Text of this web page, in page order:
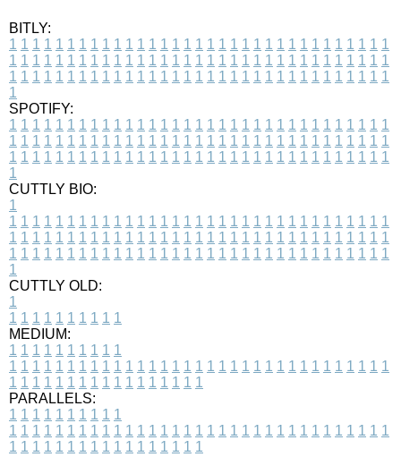
BITLY:
1 1 1 1 1 1 1 1 1 1 1 1 1 1 1 1 1 1 1 1 1 1 1 1 1 1 1 1 1 1 1 1 1
1 1 1 1 1 1 1 1 1 1 1 1 1 1 1 1 1 1 1 1 1 1 1 1 1 1 1 1 1 1 1 1 1
1 1 1 1 1 1 1 1 1 1 1 1 1 1 1 1 1 1 1 1 1 1 1 1 1 1 1 1 1 1 1 1 1
1
SPOTIFY:
1 1 1 1 1 1 1 1 1 1 1 1 1 1 1 1 1 1 1 1 1 1 1 1 1 1 1 1 1 1 1 1 1
1 1 1 1 1 1 1 1 1 1 1 1 1 1 1 1 1 1 1 1 1 1 1 1 1 1 1 1 1 1 1 1 1
1 1 1 1 1 1 1 1 1 1 1 1 1 1 1 1 1 1 1 1 1 1 1 1 1 1 1 1 1 1 1 1 1
1
CUTTLY BIO:
1
1 1 1 1 1 1 1 1 1 1 1 1 1 1 1 1 1 1 1 1 1 1 1 1 1 1 1 1 1 1 1 1 1
1 1 1 1 1 1 1 1 1 1 1 1 1 1 1 1 1 1 1 1 1 1 1 1 1 1 1 1 1 1 1 1 1
1 1 1 1 1 1 1 1 1 1 1 1 1 1 1 1 1 1 1 1 1 1 1 1 1 1 1 1 1 1 1 1 1
1
CUTTLY OLD:
1
1 1 1 1 1 1 1 1 1 1
MEDIUM:
1 1 1 1 1 1 1 1 1 1
1 1 1 1 1 1 1 1 1 1 1 1 1 1 1 1 1 1 1 1 1 1 1 1 1 1 1 1 1 1 1 1 1
1 1 1 1 1 1 1 1 1 1 1 1 1 1 1 1 1
PARALLELS:
1 1 1 1 1 1 1 1 1 1
1 1 1 1 1 1 1 1 1 1 1 1 1 1 1 1 1 1 1 1 1 1 1 1 1 1 1 1 1 1 1 1 1
1 1 1 1 1 1 1 1 1 1 1 1 1 1 1 1 1